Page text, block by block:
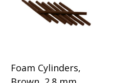
Foam Cylinders,